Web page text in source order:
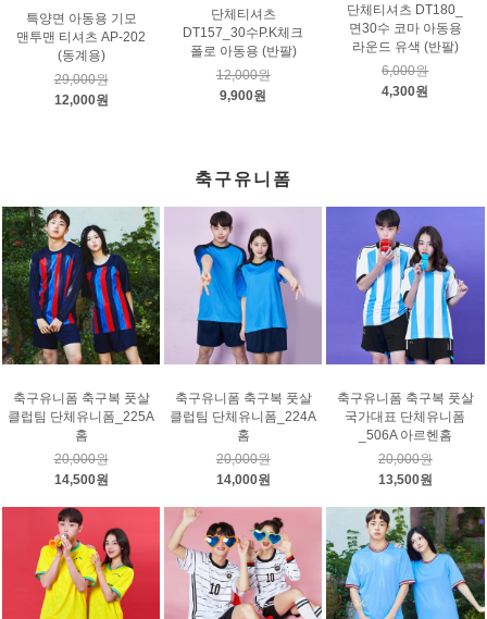
특양면 아동용 기모
맨투맨 티셔츠 AP-202
(동계용)
29,000원
12,000원
단체티셔츠
DT157_30수P.K체크
폴로 아동용 (반팔)
12,000원
9,900원
단체티셔츠 DT180_
면30수 코마 아동용
라운드 유색 (반팔)
6,000원
4,300원
축구유니폼
축구유니폼 축구복 풋살
클럽팀 단체유니폼_225A
홈
20,000원
14,500원
축구유니폼 축구복 풋살
클럽팀 단체유니폼_224A
홈
20,000원
14,000원
축구유니폼 축구복 풋살
국가대표 단체유니폼
_506A 아르헨홈
20,000원
13,500원